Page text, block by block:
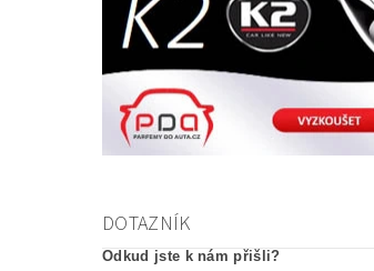
DOTAZNÍK
Odkud jste k nám přišli?